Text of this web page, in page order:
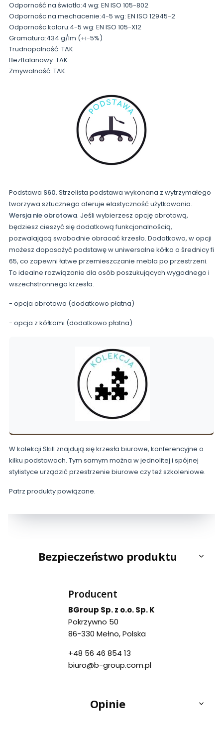
Odporność na światło:4 wg: EN ISO 105-802
Odpornośc na mechacenie:4-5 wg: EN ISO 12945-2
Odpornośc koloru:4-5 wg: EN ISO 105-X12
Gramatura:434 g/lm (+i-5%)
Trudnopalność: TAK
Bezftalanowy: TAK
Zmywalność: TAK
Podstawa S60.Strzelista podstawa wykonana z wytrzymałego
tworzywa sztucznego oferuje elastyczność użytkowania.
Wersja nie obrotowa. Jeśli wybierzesz opcję obrotową,
będziesz cieszyć się dodatkową funkcjonalnością,
pozwalającą swobodnie obracać krzesło. Dodatkowo, w opcji
możesz doposażyć podstawę w uniwersalne kółka o średnicy fi
65, co zapewni łatwe przemieszczanie mebla po przestrzeni.
To idealne rozwiązanie dla osób poszukujących wygodnego i
wszechstronnego krzesła.
- opcja obrotowa (dodatkowo płatna)
- opcja z kółkami (dodatkowo płatna)
W kolekcji Skill znajdują się krzesła biurowe, konferencyjne o
kilku podstawach. Tym samym można w jednolitej i spójnej
stylistyce urządzić przestrzenie biurowe czy też szkoleniowe.
Patrz produkty powiązane.
Bezpieczeństwo produktu
Producent
BGroup Sp. z o.o. Sp. K
Pokrzywno 50
86-330 Mełno, Polska
+48 56 46 854 13
biuro@b-group.com.pl
Opinie